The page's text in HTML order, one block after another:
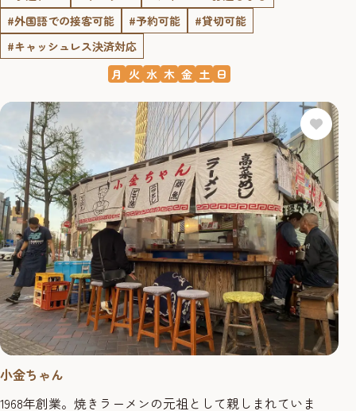
#外国語での接客可能
#予約可能
#貸切可能
#キャッシュレス決済対応
月 火 水 木 金 土 日
小金ちゃん
1968年創業。焼きラーメンの元祖として親しまれていま